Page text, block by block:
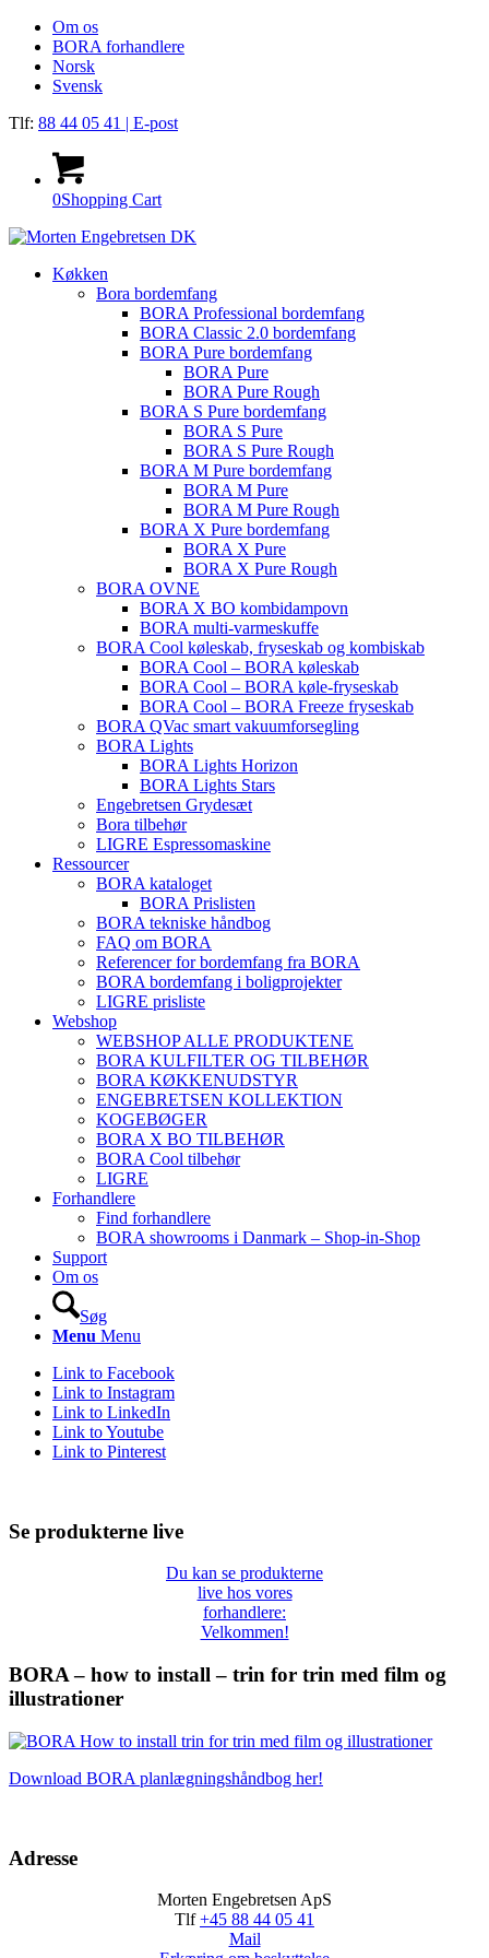
Om os
BORA forhandlere
Norsk
Svensk
Tlf: 88 44 05 41 | E-post
0Shopping Cart
Køkken
Bora bordemfang
BORA Professional bordemfang
BORA Classic 2.0 bordemfang
BORA Pure bordemfang
BORA Pure
BORA Pure Rough
BORA S Pure bordemfang
BORA S Pure
BORA S Pure Rough
BORA M Pure bordemfang
BORA M Pure
BORA M Pure Rough
BORA X Pure bordemfang
BORA X Pure
BORA X Pure Rough
BORA OVNE
BORA X BO kombidampovn
BORA multi-varmeskuffe
BORA Cool køleskab, fryseskab og kombiskab
BORA Cool – BORA køleskab
BORA Cool – BORA køle-fryseskab
BORA Cool – BORA Freeze fryseskab
BORA QVac smart vakuumforsegling
BORA Lights
BORA Lights Horizon
BORA Lights Stars
Engebretsen Grydesæt
Bora tilbehør
LIGRE Espressomaskine
Ressourcer
BORA kataloget
BORA Prislisten
BORA tekniske håndbog
FAQ om BORA
Referencer for bordemfang fra BORA
BORA bordemfang i boligprojekter
LIGRE prisliste
Webshop
WEBSHOP ALLE PRODUKTENE
BORA KULFILTER OG TILBEHØR
BORA KØKKENUDSTYR
ENGEBRETSEN KOLLEKTION
KOGEBØGER
BORA X BO TILBEHØR
BORA Cool tilbehør
LIGRE
Forhandlere
Find forhandlere
BORA showrooms i Danmark – Shop-in-Shop
Support
Om os
Søg
Menu Menu
Link to Facebook
Link to Instagram
Link to LinkedIn
Link to Youtube
Link to Pinterest
Se produkterne live
Du kan se produkterne
live hos vores
forhandlere:
Velkommen!
BORA – how to install – trin for trin med film og
illustrationer
Download BORA planlægningshåndbog her!
Adresse
Morten Engebretsen ApS
Tlf+45 88 44 05 41
Mail